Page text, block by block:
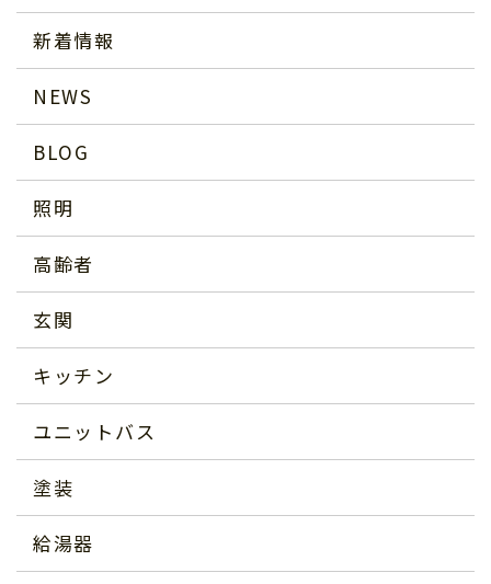
新着情報
NEWS
BLOG
照明
高齢者
玄関
キッチン
ユニットバス
塗装
給湯器